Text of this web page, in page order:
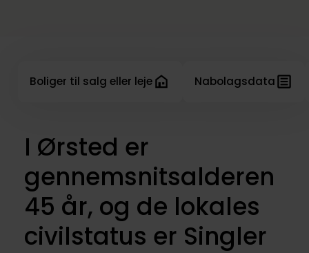
Boliger til salg eller leje Nabolagsdata
I Ørsted er
gennemsnitsalderen
45 år, og de lokales
civilstatus er Singler